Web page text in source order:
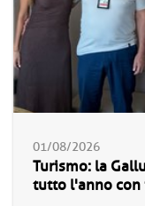
01/08/2026
Turismo: la
tutto l'anno con